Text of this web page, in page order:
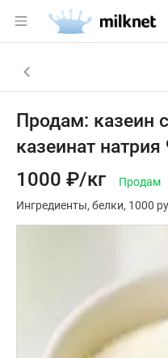
Раздел
Объявление:
Навигация и
Назад к списку объявлений
Продам: казеин
казеинат
1000 ₽/кг
Продам
Ингредиенты белки 1000